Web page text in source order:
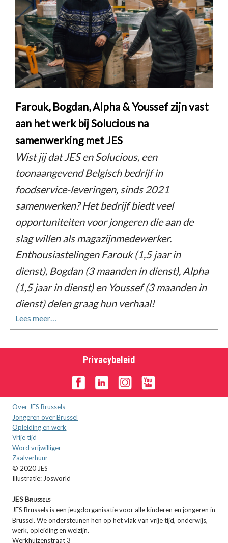
Farouk, Bogdan, Alpha & Youssef zijn vast
aan het werk bij Solucious na
samenwerking met JES
Wist jij dat JES en Solucious, een
toonaangevend Belgisch bedrijf in
foodservice-leveringen, sinds 2021
samenwerken? Het bedrijf biedt veel
opportuniteiten voor jongeren die aan de
slag willen als magazijnmedewerker.
Enthousiastelingen Farouk (1,5 jaar in
dienst), Bogdan (3 maanden in dienst), Alpha
(1,5 jaar in dienst) en Youssef (3 maanden in
dienst) delen graag hun verhaal!
Lees meer…
Privacybeleid
Over JES Brussels
Jongeren over Brussel
Opleiding en werk
Vrije tijd
Word vrijwilliger
Zaalverhuur
© 2020 JES
Illustratie: Josworld
JES Brussels
JES Brussels is een jeugdorganisatie voor alle kinderen en jongeren in
Brussel. We ondersteunen hen op het vlak van vrije tijd, onderwijs,
werk, opleiding en welzijn.
Werkhuizenstraat 3